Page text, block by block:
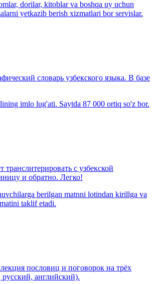
dorilar, kitoblar va boshqa uy uchun
yetkazib berish xizmatlari bor servislar.
словарь узбекского языка. В базе
imlo lug'ati. Saytda 87 000 ortiq so'z bor.
с узбекской
и обратно. Легко!
berilgan matnni lotindan kirillga va
taklif etadi.
пословиц и поговорок на трёх
русский, английский).